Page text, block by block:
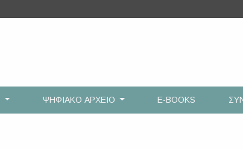
ΨΗΦΙΑΚΟ ΑΡΧΕΙΟ E-BOOKS